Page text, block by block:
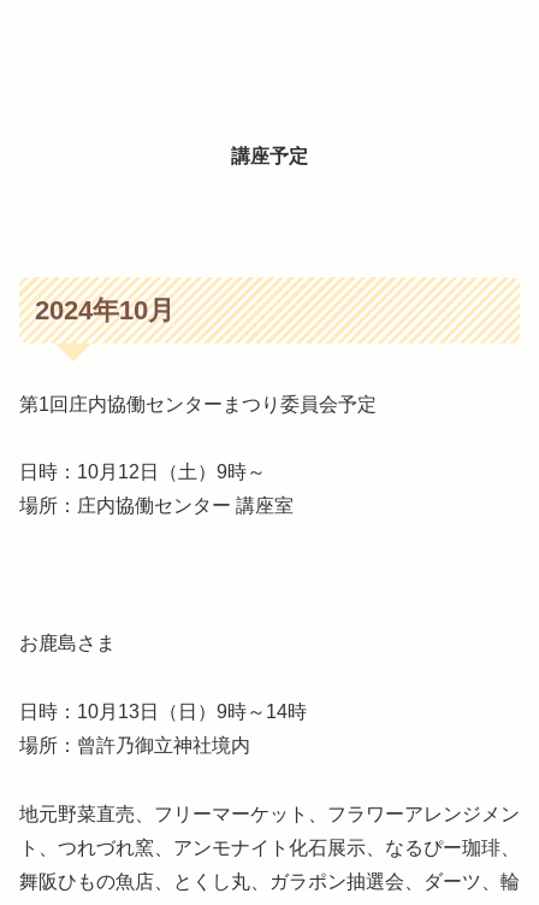
講座予定
2024年10月
第1回庄内協働センターまつり委員会予定
日時：10月12日（土）9時～
場所：庄内協働センター 講座室
お鹿島さま
日時：10月13日（日）9時～14時
場所：曾許乃御立神社境内
地元野菜直売、フリーマーケット、フラワーアレンジメン
ト、つれづれ窯、アンモナイト化石展示、なるぴー珈琲、
舞阪ひもの魚店、とくし丸、ガラポン抽選会、ダーツ、輪